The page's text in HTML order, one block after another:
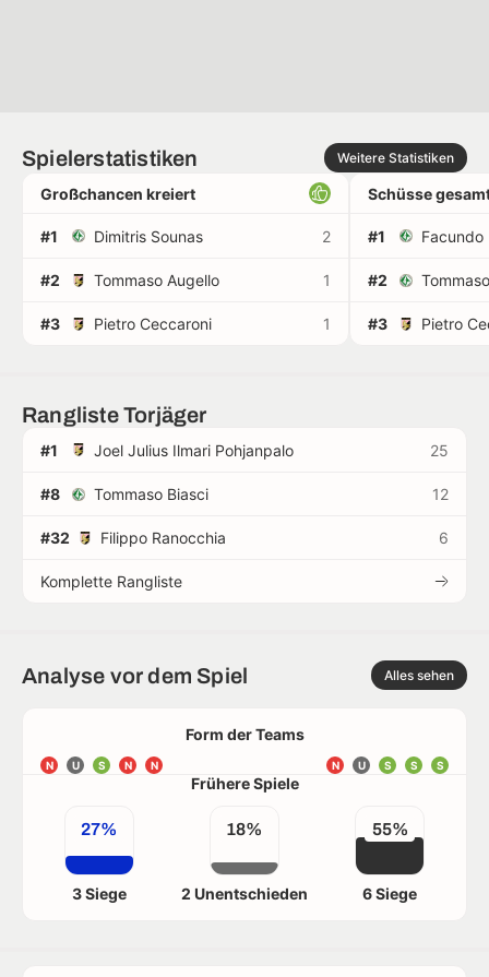
Spielerstatistiken Weitere Statistiken
Großchancen kreiert
#1 Dimitris Sounas 2
#2 Tommaso Augello 1
#3 Pietro Ceccaroni 1
Schüsse
#1 Facundo
#2
#3 Pietro
Rangliste Torjäger
#1 Joel Julius Ilmari Pohjanpalo 25
#8 Tommaso Biasci 12
#32 Filippo Ranocchia 6
Komplette Rangliste
Analyse vor dem Spiel Alles sehen
Form der Teams
N U S N N S
S
S
U
N
Frühere Spiele
27%
3 Siege
18%
2 Unentschieden
55%
6 Siege